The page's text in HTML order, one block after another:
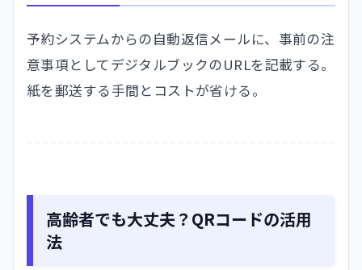
予約システムからの自動返信メールに、事前の注
意事項としてデジタルブックのURLを記載する。
紙を郵送する手間とコストが省ける。
高齢者でも大丈夫？QRコードの活用
法